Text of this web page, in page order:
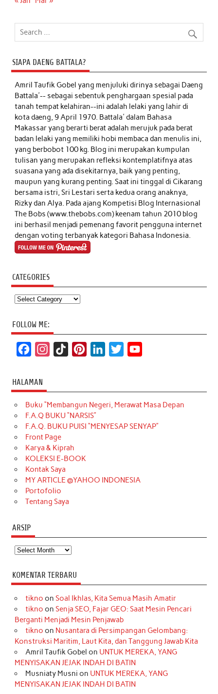
SIAPA DAENG BATTALA?
Amril Taufik Gobelyang menjuluki dirinya sebagai Daeng
Battala'-- sebagai sebentuk penghargaan spesial pada
tanah tempat kelahiran--ini adalah lelaki yang lahir di
kota daeng, 9 April 1970. Battala' dalam Bahasa
Makassar yang berarti berat adalah merujuk pada berat
badan lelaki yang memiliki hobi membaca dan menulis ini,
yang berbobot 100 kg. Blog ini merupakan kumpulan
tulisan yang merupakan refleksi kontemplatifnya atas
suasana yang ada disekitarnya, baik yang penting,
maupun yang kurang penting. Saat ini tinggal di Cikarang
bersama istri, Sri Lestari serta kedua orang anaknya,
Rizky dan Alya. Pada ajang Kompetisi Blog Internasional
The Bobs (www.thebobs.com) keenam tahun 2010 blog
ini berhasil menjadi pemenang favorit pengguna internet
dengan voting terbanyak kategori Bahasa Indonesia.
CATEGORIES
Categories
FOLLOW ME:
c
e
b
o
o
k
t
a
g
r
a
m
T
o
k
t
e
r
k
e
d
t
t
e
T
u
b
HALAMAN
Buku “Membangun Negeri, Merawat Masa Depan
F.A.Q BUKU “NARSIS”
F.A.Q. BUKU PUISI “MENYESAP SENYAP”
Front Page
Karya & Kiprah
KOLEKSI E-BOOK
Kontak Saya
MY ARTICLE @YAHOO INDONESIA
Portofolio
Tentang Saya
ARSIP
Arsip
KOMENTAR TERBARU
tikno on Soal Ikhlas, Kita Semua Masih Amatir
tikno on Senja SEO, Fajar GEO: Saat Mesin Pencari
Berganti Menjadi Mesin Penjawab
tikno on Nusantara di Persimpangan Gelombang:
Konstruksi Maritim, Laut Kita, dan Tanggung Jawab Kita
Amril Taufik Gobel on UNTUK MEREKA, YANG
MENYISAKAN JEJAK INDAH DI BATIN
Musniaty Musni on UNTUK MEREKA, YANG
MENYISAKAN JEJAK INDAH DI BATIN